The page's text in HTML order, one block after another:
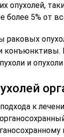
опухолей,
более 5% от
раковых
и
к